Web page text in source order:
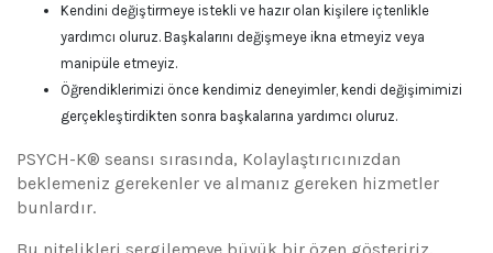
Kendini değiştirmeye istekli ve hazır olan kişilere içtenlikle
yardımcı oluruz. Başkalarını değişmeye ikna etmeyiz veya
manipüle etmeyiz.
Öğrendiklerimizi önce kendimiz deneyimler, kendi değişimimizi
gerçekleştirdikten sonra başkalarına yardımcı oluruz.
PSYCH-K® seansı sırasında, Kolaylaştırıcınızdan
beklemeniz gerekenler ve almanız gereken hizmetler
bunlardır.
Bu nitelikleri sergilemeye büyük bir özen gösteririz,